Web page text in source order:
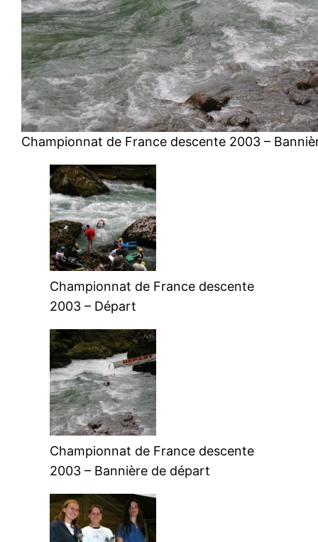
Championnat de France descente 2003 –
Championnat de France descente
2003 – Départ
Championnat de France descente
2003 – Bannière de départ